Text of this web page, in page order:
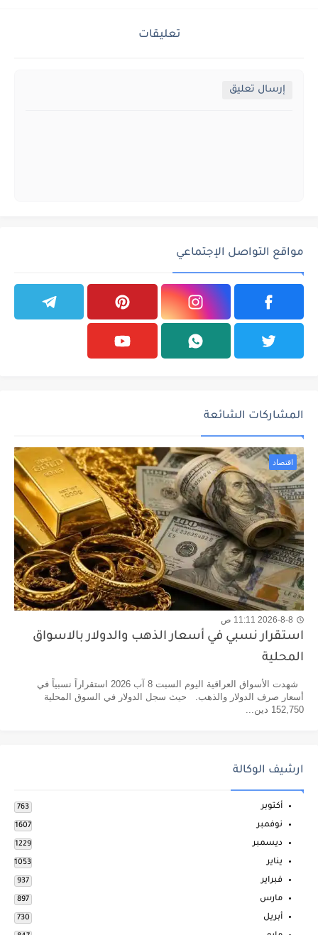
تعليقات
إرسال تعليق
مواقع التواصل الإجتماعي
المشاركات الشائعة
اقتصاد
2026-8-8 11:11 ص
استقرار نسبي في أسعار الذهب والدولار بالاسواق
المحلية
شهدت الأسواق العراقية اليوم السبت 8 آب 2026 استقراراً نسبياً في
أسعار صرف الدولار والذهب. حيث سجل الدولار في السوق المحلية
152,750 دين...
ارشيف الوكالة
أكتوبر 763
نوفمبر 1607
ديسمبر 1229
يناير 1053
فبراير 937
مارس 897
أبريل 730